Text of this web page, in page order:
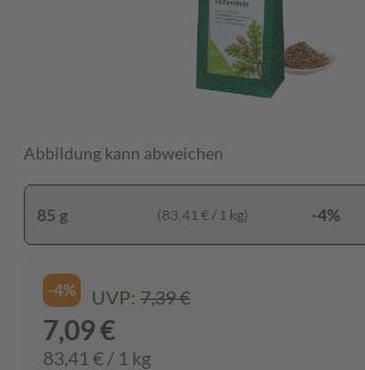
Abbildung kann abweichen
85 g (83,41 € / 1 kg) -4%
-4% UVP: 7,39 €
7,09 €
83,41 € / 1 kg